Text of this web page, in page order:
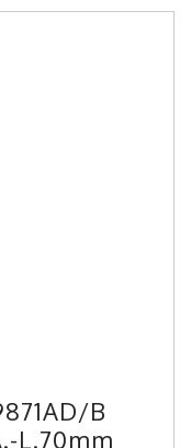
B
L.70mm